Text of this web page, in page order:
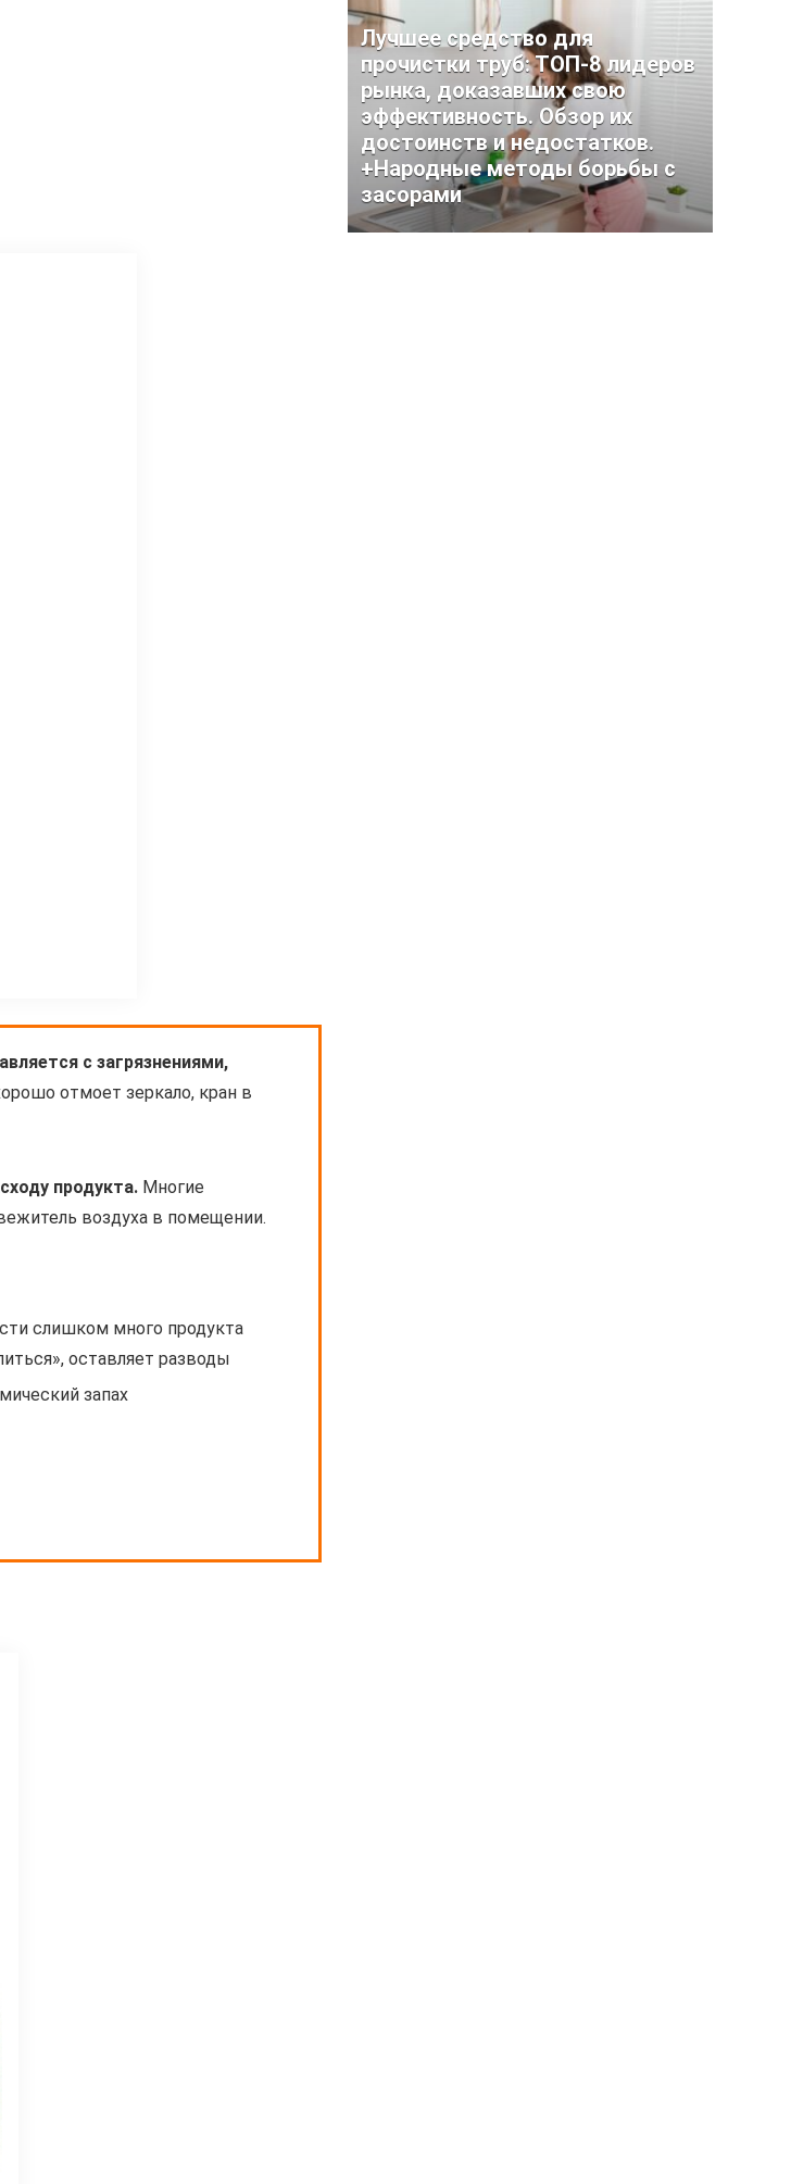
с загрязнениями,
отмоет зеркало, кран в
продукта. Многие
воздуха в помещении.
слишком много продукта
оставляет разводы
запах
Лучшее средство для
прочистки труб: ТОП-8 лидеров
рынка, доказавших свою
эффективность. Обзор их
достоинств и недостатков.
+Народные методы борьбы с
засорами